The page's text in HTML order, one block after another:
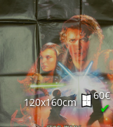
120x160cm
60€
✔